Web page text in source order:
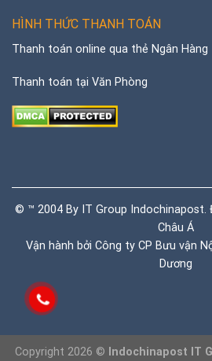
HÌNH THỨC THANH TOÁN
Thanh toán online qua thẻ Ngân Hàng
Thanh toán tại Văn Phòng
© ™ 2004 By IT Group Indochinapost.
Châu Á
Vận hành bởi Công ty CP Bưu vận
Dương
Copyright 2026 © Indochinapost IT